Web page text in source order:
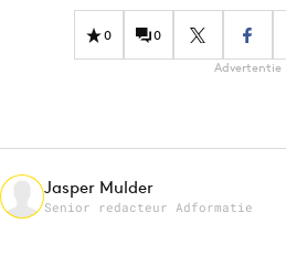
Influencer marketing
Merkstrategie
PR
0 0
Advertentie
Jasper Mulder
Senior redacteur Adformatie